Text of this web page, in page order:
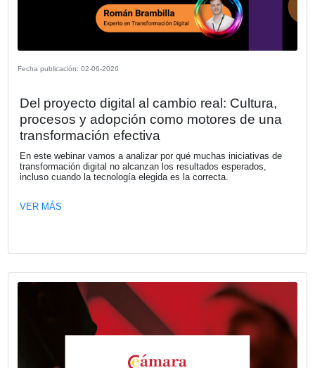
Fecha publicación: 11-06-2026
Concluye con éxito la 1ª Ronda de
Inversores FIDBAN Argentina en
el GCBA y FUNIBER
En el marco de la celebración de su 8º Aniversario, la
Innovación y Desarrollo (FIDBAN) celebró el jueves 4 de
1ª Ronda de Inversores en Argentina. El evento,
las instalaciones de FUNIBER en la Ciudad Autónoma
emprendedores para potenciar el ecosistema de
VER MÁS